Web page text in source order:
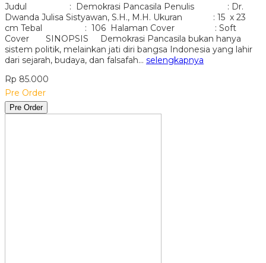
Judul : Demokrasi Pancasila Penulis : Dr.
Dwanda Julisa Sistyawan, S.H., M.H. Ukuran : 15 x 23
cm Tebal : 106 Halaman Cover : Soft
Cover SINOPSIS Demokrasi Pancasila bukan hanya
sistem politik, melainkan jati diri bangsa Indonesia yang lahir
dari sejarah, budaya, dan falsafah… selengkapnya
Rp 85.000
Pre Order
Pre Order